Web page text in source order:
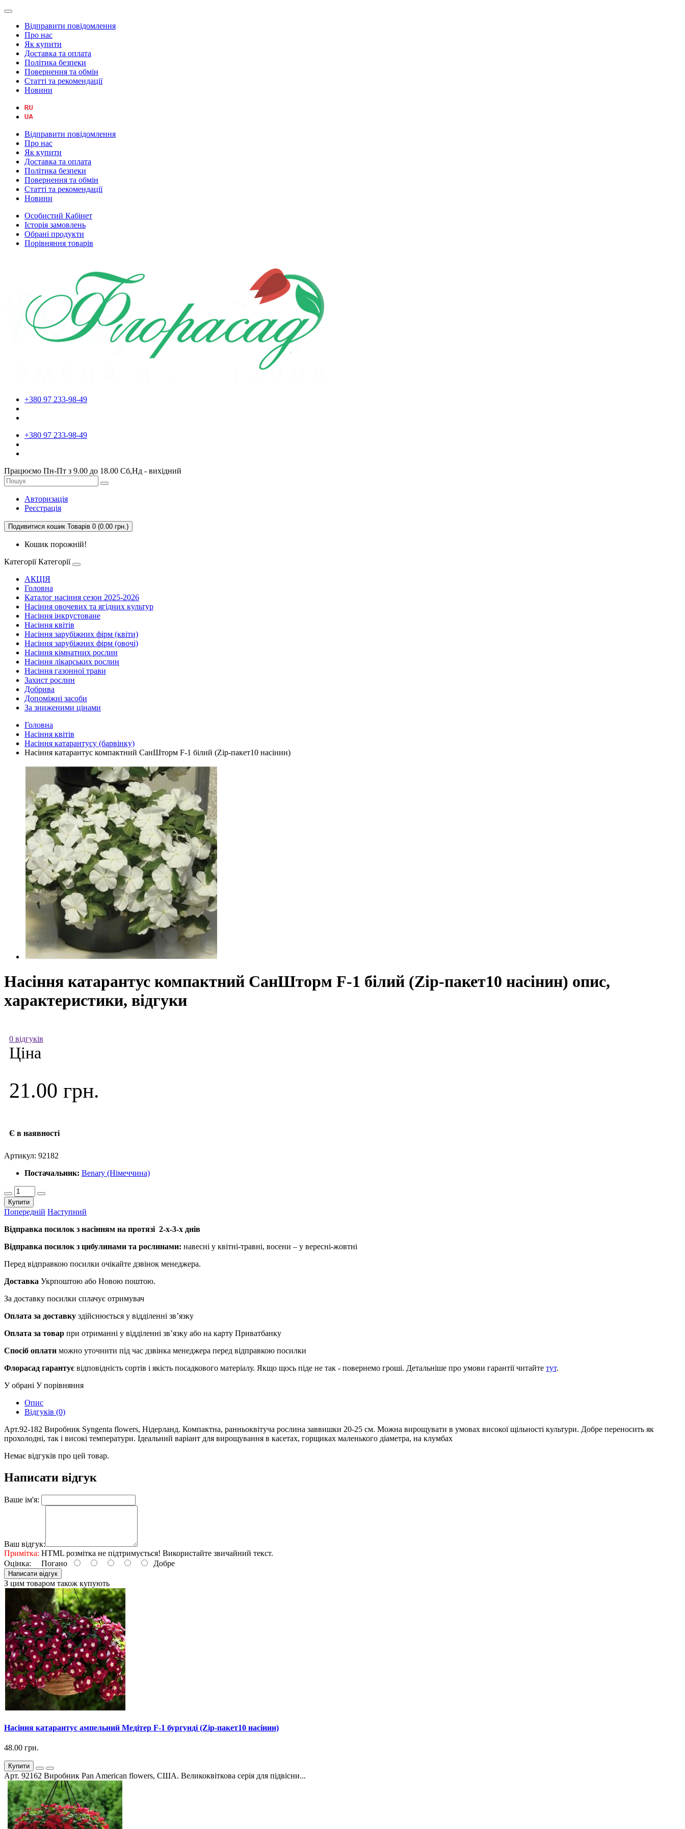
Відправити повідомлення
Про нас
Як купити
Доставка та оплата
Політика безпеки
Повернення та обмін
Статті та рекомендації
Новини
Відправити повідомлення
Про нас
Як купити
Доставка та оплата
Політика безпеки
Повернення та обмін
Статті та рекомендації
Новини
Особистий Кабінет
Історія замовлень
Обрані продукти
Порівняння товарів
+380 97 233-98-49
+380 97 233-98-49
Працюємо Пн-Пт з 9.00 до 18.00 Сб,Нд - вихідний
Авторизація
Реєстрація
Подивитися кошик Товарів 0 (0.00 грн.)
Кошик порожній!
Категорії Категорії
АКЦІЯ
Головна
Каталог насіння сезон 2025-2026
Насіння овочевих та ягідних культур
Насіння інкрустоване
Насіння квітів
Насіння зарубіжних фірм (квіти)
Насіння зарубіжних фірм (овочі)
Насіння кімнатних рослин
Насіння лікарських рослин
Насіння газонної трави
Захист рослин
Добрива
Допоміжні засоби
За зниженими цінами
Головна
Насіння квітів
Насіння катарантусу (барвінку)
Насіння катарантус компактний СанШторм F-1 білий (Zip-пакет10 насінин)
Насіння катарантус компактний СанШторм F-1 білий (Zip-пакет10 насінин) опис,
характеристики, відгуки
0 відгуків
Ціна
21.00 грн.
Є в наявності
Артикул: 92182
Постачальник: Benary (Німеччина)
Купити
Попередній Наступний
Відправка посилок з насінням на протязі 2-х-3-х днів
Відправка посилок з цибулинами та рослинами: навесні у квітні-травні, восени – у вересні-жовтні
Перед відправкою посилки очікайте дзвінок менеджера.
Доставка Укрпоштою або Новою поштою.
За доставку посилки сплачує отримувач
Оплата за доставку здійснюється у відділенні зв’язку
Оплата за товар при отриманні у відділенні зв’язку або на карту Приватбанку
Спосіб оплати можно уточнити під час дзвінка менеджера перед відправкою посилки
Флорасад гарантує відповідність сортів і якість посадкового матеріалу. Якщо щось піде не так - повернемо гроші. Детальніше про умови гарантії читайте тут.
У обрані У порівняння
Опис
Відгуків (0)
Арт.92-182 Виробник Syngenta flowers, Нідерланд. Компактна, ранньоквітуча рослина заввишки 20-25 см. Можна вирощувати в умовах високої щільності культури. Добре переносить як
прохолодні, так і високі температури. Ідеальний варіант для вирощування в касетах, горщиках маленького діаметра, на клумбах
Немає відгуків про цей товар.
Написати відгук
Ваше ім'я:
Ваш відгук:
Примітка: HTML розмітка не підтримується! Використайте звичайний текст.
Оцінка: Погано Добре
Написати відгук
З цим товаром також купують
Насіння катарантус ампельний Медітер F-1 бургунді (Zip-пакет10 насінин)
48.00 грн.
Купити
Арт. 92162 Виробник Pan American flowers, США. Великоквіткова серія для підвісни...